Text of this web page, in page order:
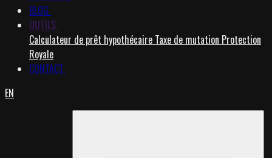
BLOG
OUTILS
Calculateur de prêt hypothécaire Taxe de mutation Protection
Royale
CONTACT
EN